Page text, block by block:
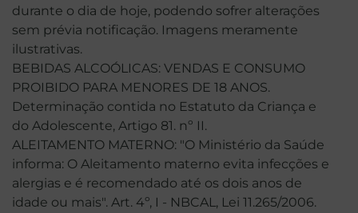
durante o dia de hoje, podendo sofrer alterações
sem prévia notificação. Imagens meramente
ilustrativas.
BEBIDAS ALCOÓLICAS: VENDAS E CONSUMO
PROIBIDO PARA MENORES DE 18 ANOS.
Determinação contida no Estatuto da Criança e
do Adolescente, Artigo 81. nº II.
ALEITAMENTO MATERNO: "O Ministério da Saúde
informa: O Aleitamento materno evita infecções e
alergias e é recomendado até os dois anos de
idade ou mais". Art. 4º, I - NBCAL, Lei 11.265/2006.